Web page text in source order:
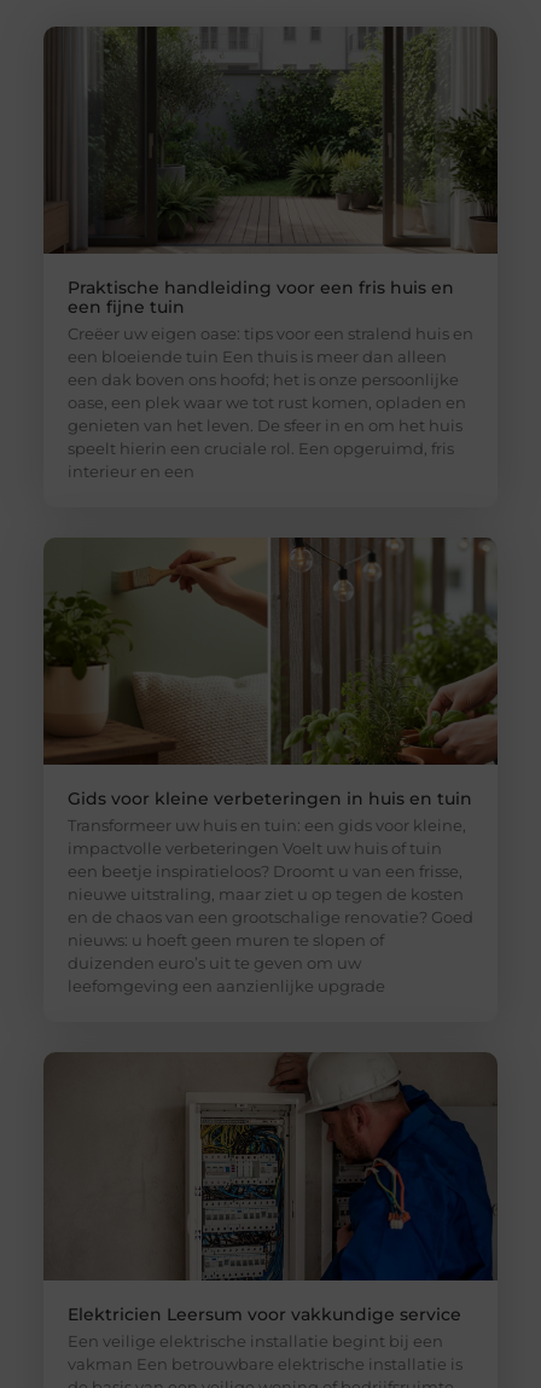
Praktische handleiding voor een fris huis en
een fijne tuin
Creëer uw eigen oase: tips voor een stralend huis en
een bloeiende tuin Een thuis is meer dan alleen
een dak boven ons hoofd; het is onze persoonlijke
oase, een plek waar we tot rust komen, opladen en
genieten van het leven. De sfeer in en om het huis
speelt hierin een cruciale rol. Een opgeruimd, fris
interieur en een
Gids voor kleine verbeteringen in huis en tuin
Transformeer uw huis en tuin: een gids voor kleine,
impactvolle verbeteringen Voelt uw huis of tuin
een beetje inspiratieloos? Droomt u van een frisse,
nieuwe uitstraling, maar ziet u op tegen de kosten
en de chaos van een grootschalige renovatie? Goed
nieuws: u hoeft geen muren te slopen of
duizenden euro’s uit te geven om uw
leefomgeving een aanzienlijke upgrade
Elektricien Leersum voor vakkundige service
Een veilige elektrische installatie begint bij een
vakman Een betrouwbare elektrische installatie is